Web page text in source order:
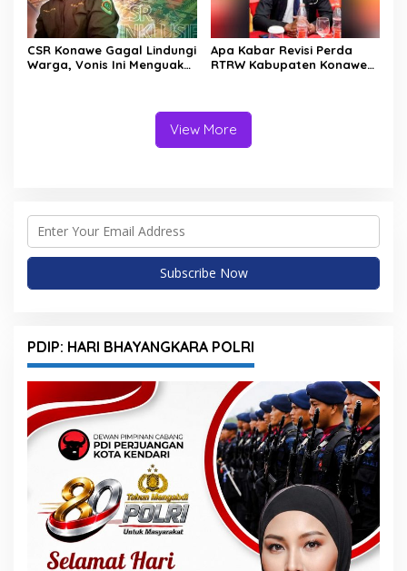
CSR Konawe Gagal Lindungi
Warga, Vonis Ini Menguak
Apa Kabar Revisi Perda
RTRW Kabupaten Konawe
View More
PDIP: HARI BHAYANGKARA POLRI